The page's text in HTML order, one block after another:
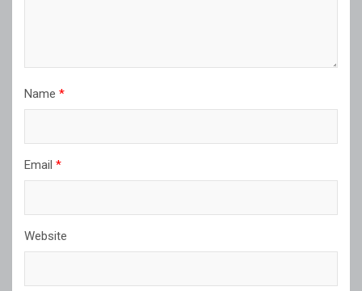
Name *
Email *
Website